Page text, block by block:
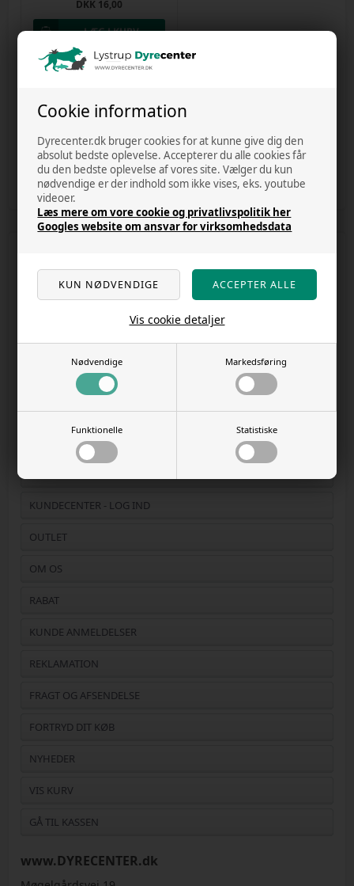
Cookie information
Dyrecenter.dk bruger cookies for at kunne give dig den
absolut bedste oplevelse. Accepterer du alle cookies får
du den bedste oplevelse af vores site. Vælger du kun
nødvendige er der indhold som ikke vises, eks. youtube
videoer.
Læs mere om vore cookie og privatlivspolitik her
Googles website om ansvar for virksomhedsdata
Nødvendige Markedsføring
Funktionelle Statistiske
Vis cookie detaljer
DKK 16,00
Anbefal
KONTAKT OS
BLOG
COOKIE POLITIK - INDSTILLINGER
DATA OG PRIVATLIVS POLITIK
HANDELSBETINGELSER
KUNDECENTER - LOG IND
OUTLET
OM OS
RABAT
KUNDE ANMELDELSER
REKLAMATION
FRAGT OG AFSENDELSE
FORTRYD DIT KØB
NYHEDER
VIS KURV
GÅ TIL KASSEN
www.DYRECENTER.dk